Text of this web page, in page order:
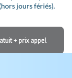
jours fériés).
+ prix appel